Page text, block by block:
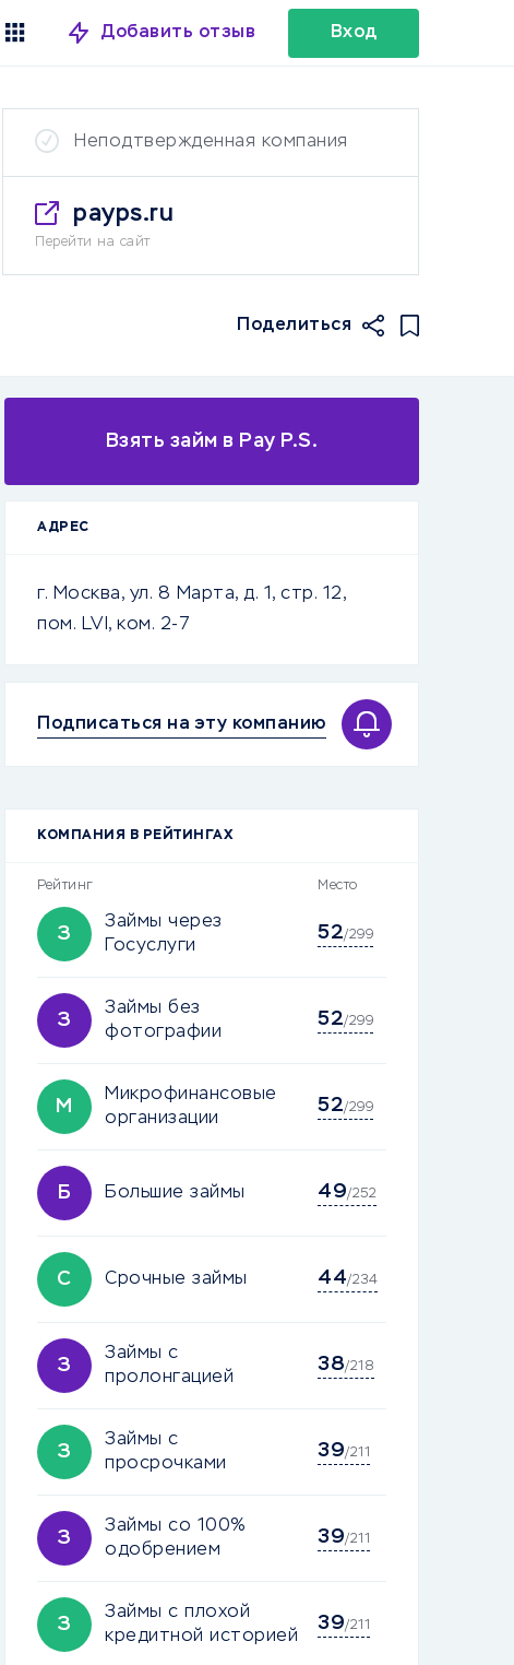
Добавить отзыв Вход
Неподтвержденная компания
payps.ru
Перейти на сайт
Поделиться
Взять займ в Pay P.S.
АДРЕС
г. Москва, ул. 8 Марта, д. 1, стр. 12,
пом. LVI, ком. 2-7
Подписаться на эту компанию
КОМПАНИЯ В РЕЙТИНГАХ
Рейтинг Место
З
Займы через
Госуслуги
52/299
З
Займы без
фотографии
52/299
М
Микрофинансовые
организации
52/299
Б Большие займы 49/252
С Срочные займы 44/234
З
Займы с
пролонгацией
38/218
З
Займы с
просрочками
39/211
З
Займы со 100%
одобрением
39/211
З
Займы с плохой
кредитной историей
39/211